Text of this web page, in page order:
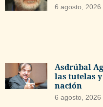
6 agosto, 2026
Asdrúbal
las tutelas
nación
6 agosto, 2026